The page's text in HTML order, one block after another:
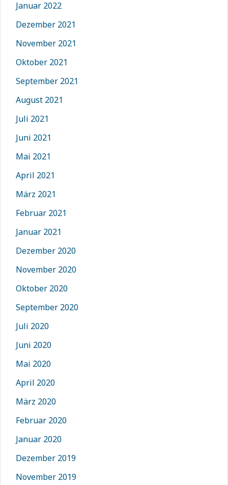
Januar 2022
Dezember 2021
November 2021
Oktober 2021
September 2021
August 2021
Juli 2021
Juni 2021
Mai 2021
April 2021
März 2021
Februar 2021
Januar 2021
Dezember 2020
November 2020
Oktober 2020
September 2020
Juli 2020
Juni 2020
Mai 2020
April 2020
März 2020
Februar 2020
Januar 2020
Dezember 2019
November 2019